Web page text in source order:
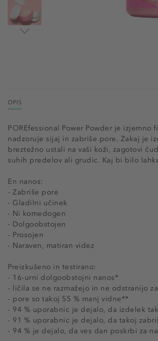
OPIS
POREfessional Power Powder je
nadzoruje sijaj in zabriše pore. Zakaj je
breztežno ustali na vaši koži, zagotovi
suhih predelov ali grudic. Kaj bi bilo
En nanos:
- Zabriše pore
- Gladilni učinek
- Ni komedogen
- Dolgoobstojen
- Prosojen
- Naraven, matiran videz
Preizkušeno in testirano:
- 16-urni dolgoobstojni nanos*
- ličila se ne razmažejo in ne odstranijo
- pore so takoj 55 % manj vidne**
- 94 % uporabnic je dejalo, da izdelek
- 91 % uporabnic je dejalo, da takoj
- 94 % je dejalo, da ves dan poskrbi za